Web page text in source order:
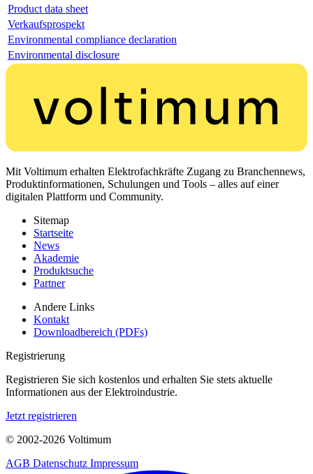
Product data sheet
Verkaufsprospekt
Environmental compliance declaration
Environmental disclosure
Mit Voltimum erhalten Elektrofachkräfte Zugang zu Branchennews,
Produktinformationen, Schulungen und Tools – alles auf einer
digitalen Plattform und Community.
Sitemap
Startseite
News
Akademie
Produktsuche
Partner
Andere Links
Kontakt
Downloadbereich (PDFs)
Registrierung
Registrieren Sie sich kostenlos und erhalten Sie stets aktuelle
Informationen aus der Elektroindustrie.
Jetzt registrieren
© 2002-2026 Voltimum
AGB Datenschutz Impressum